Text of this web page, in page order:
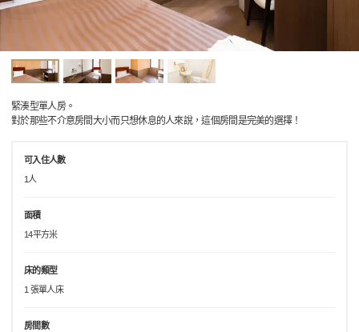
緊湊型單人房。
對於那些不介意房間大小而只想休息的人來說，這個房間是完美的選擇！
可入住人數
1人
面積
14平方米
床的類型
1 張單人床
房間數